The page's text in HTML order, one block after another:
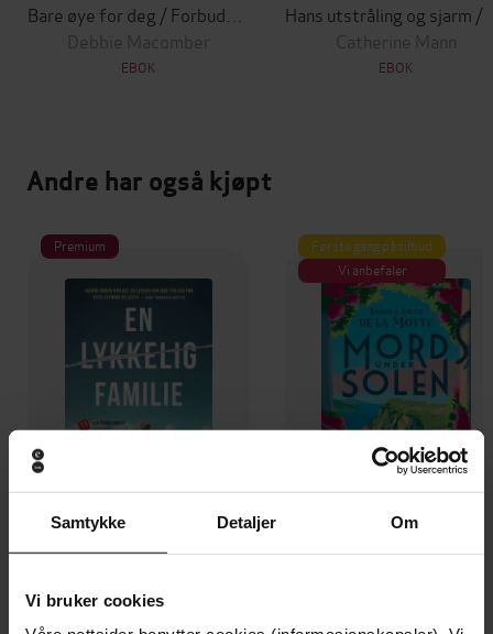
Samtykke Detaljer Om
Vi bruker cookies
Debbie Macomber
EBOK
Catherine Mann
EBOK
Andre har også kjøpt
Premium
En lykkelig familie
Første gang på tilbud
Vi anbefaler